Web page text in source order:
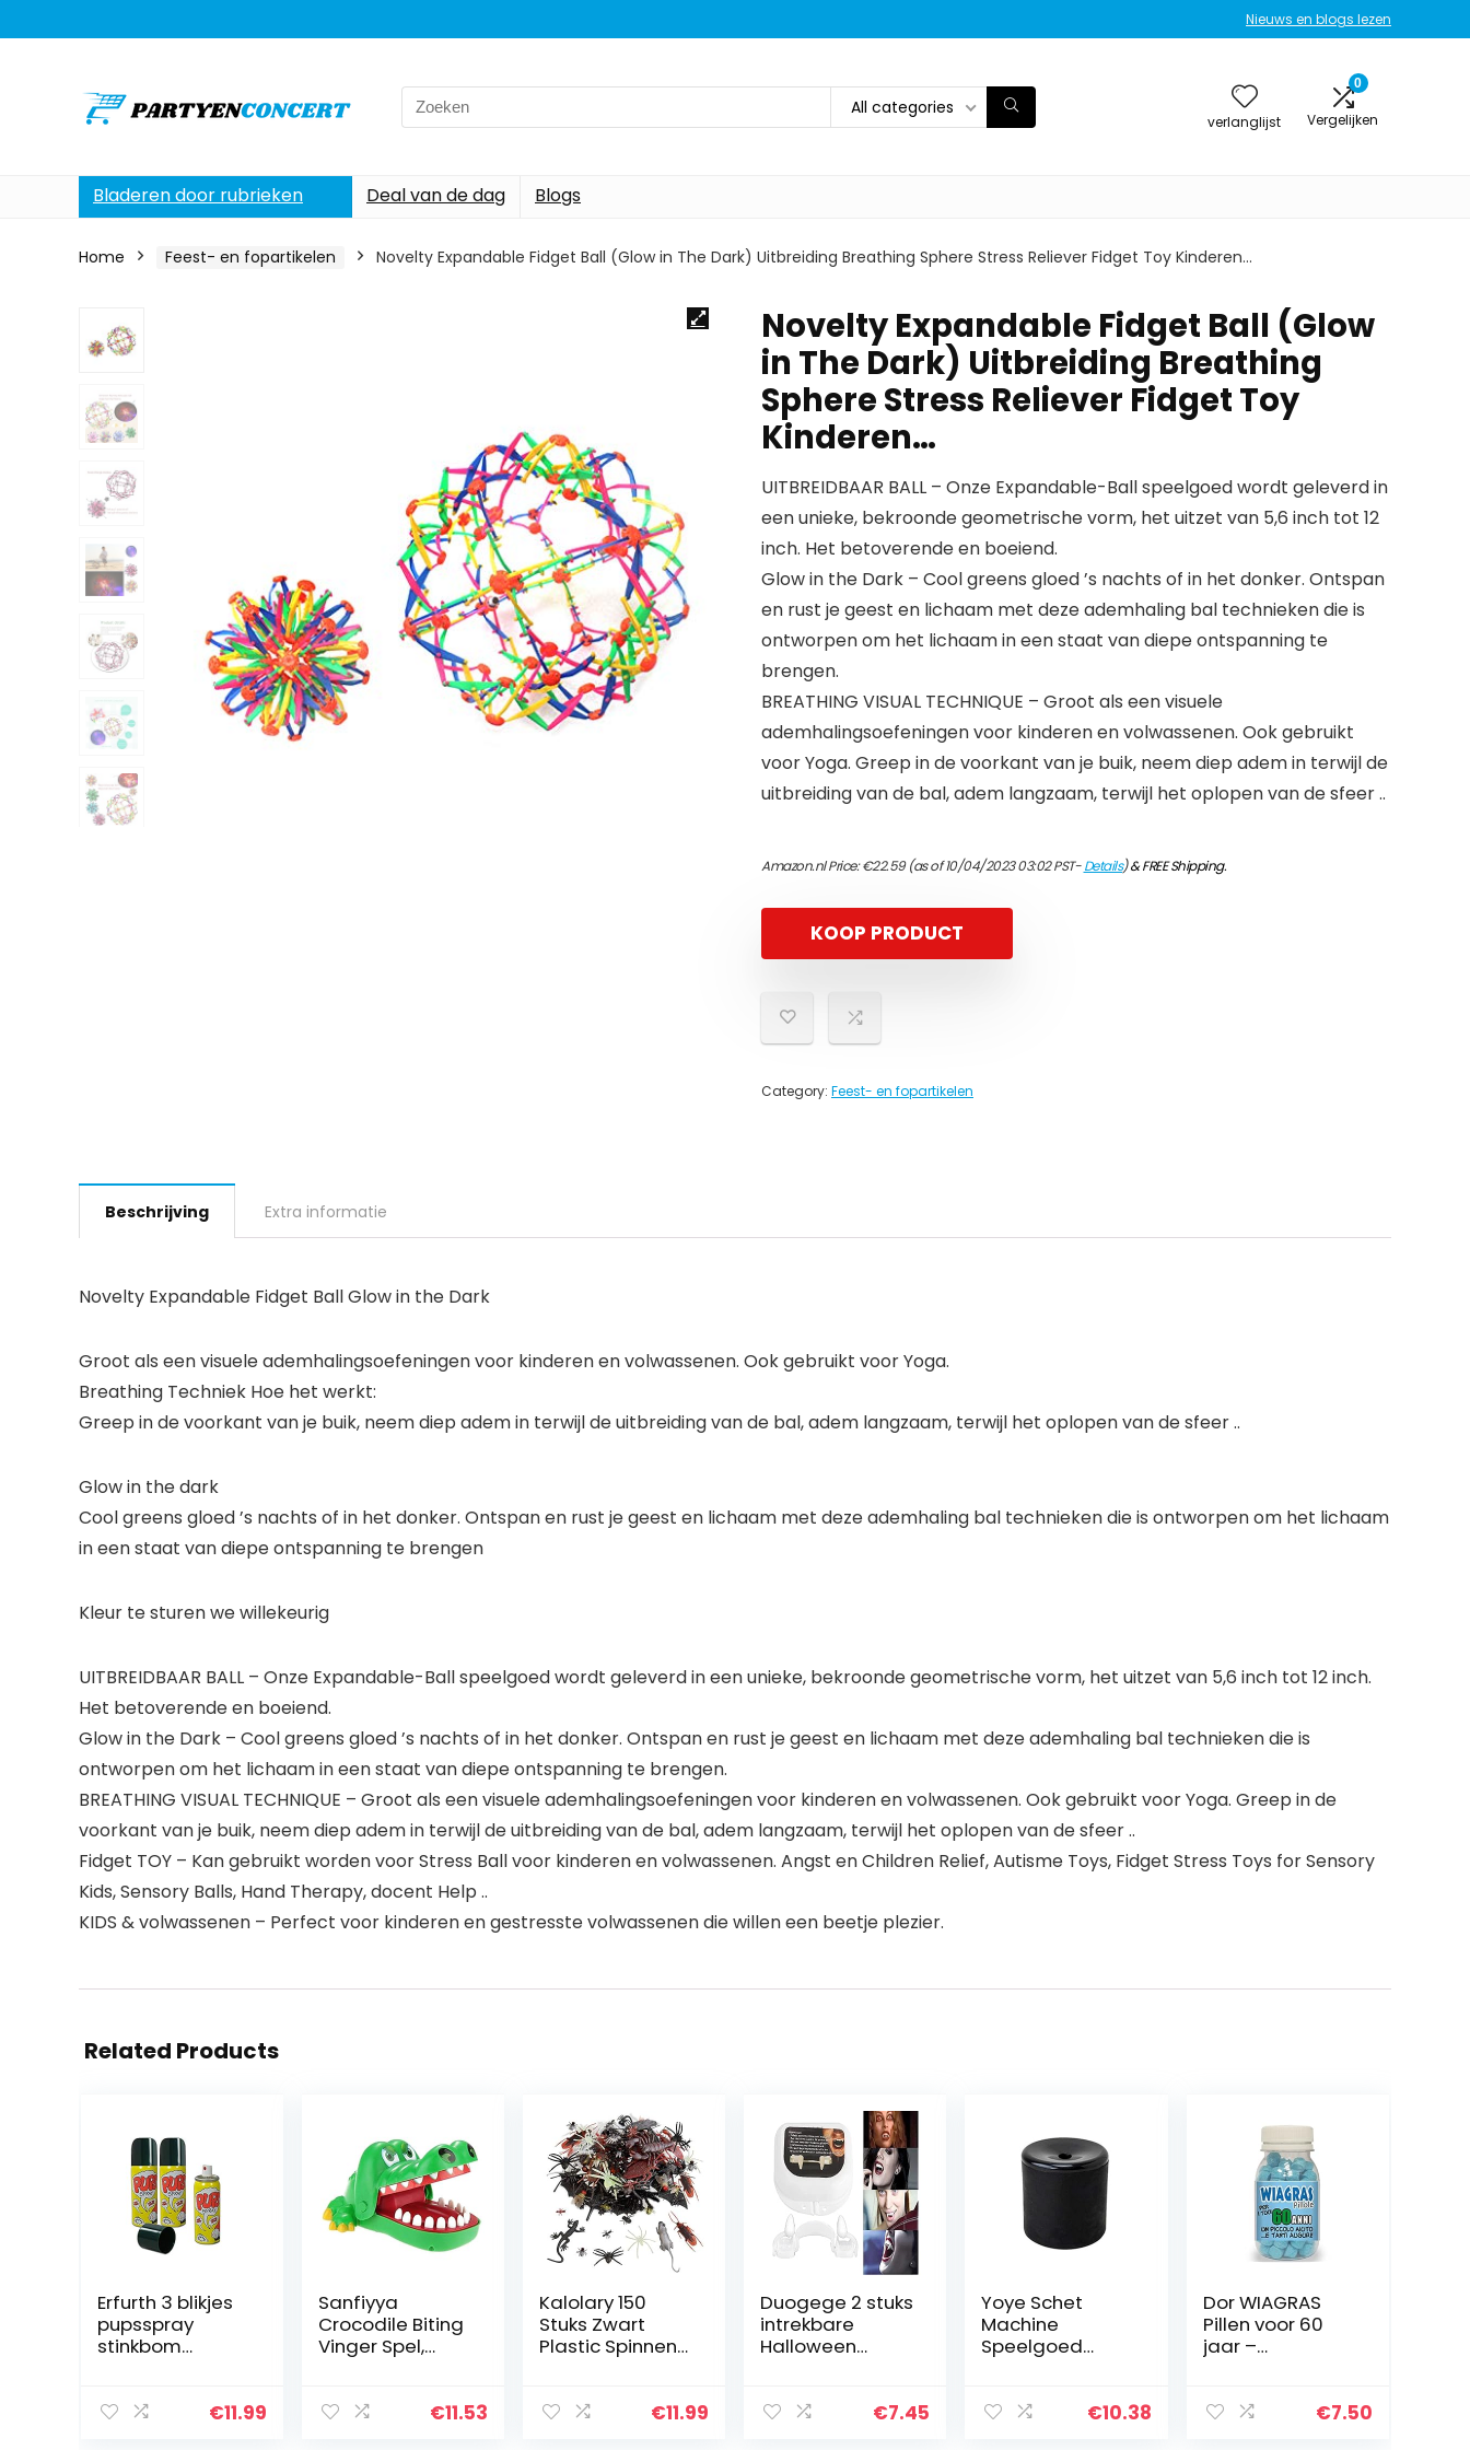
Nieuws en blogs lezen
Search
for:
All categories
verlanglijst
0
Vergelijken
Bladeren door rubrieken Deal van de dag Blogs
Home Feest- en fopartikelen Novelty Expandable Fidget Ball (Glow in The Dark) Uitbreiding Breathing Sphere Stress Reliever Fidget Toy Kinderen…
Novelty Expandable Fidget Ball (Glow
in The Dark) Uitbreiding Breathing
Sphere Stress Reliever Fidget Toy
Kinderen…
UITBREIDBAAR BALL – Onze Expandable-Ball speelgoed wordt geleverd in
een unieke, bekroonde geometrische vorm, het uitzet van 5,6 inch tot 12
inch. Het betoverende en boeiend.
Glow in the Dark – Cool greens gloed ’s nachts of in het donker. Ontspan
en rust je geest en lichaam met deze ademhaling bal technieken die is
ontworpen om het lichaam in een staat van diepe ontspanning te
brengen.
BREATHING VISUAL TECHNIQUE – Groot als een visuele
ademhalingsoefeningen voor kinderen en volwassenen. Ook gebruikt
voor Yoga. Greep in de voorkant van je buik, neem diep adem in terwijl de
uitbreiding van de bal, adem langzaam, terwijl het oplopen van de sfeer ..
Amazon.nl Price:€22.59(as of 10/04/2023 03:02 PST-Details)&FREE Shipping.
KOOP PRODUCT
Category: Feest- en fopartikelen
Beschrijving Extra informatie
Novelty Expandable Fidget Ball Glow in the Dark
Groot als een visuele ademhalingsoefeningen voor kinderen en volwassenen. Ook gebruikt voor Yoga.
Breathing Techniek Hoe het werkt:
Greep in de voorkant van je buik, neem diep adem in terwijl de uitbreiding van de bal, adem langzaam, terwijl het oplopen van de sfeer ..
Glow in the dark
Cool greens gloed ’s nachts of in het donker. Ontspan en rust je geest en lichaam met deze ademhaling bal technieken die is ontworpen om het lichaam
in een staat van diepe ontspanning te brengen
Kleur te sturen we willekeurig
UITBREIDBAAR BALL – Onze Expandable-Ball speelgoed wordt geleverd in een unieke, bekroonde geometrische vorm, het uitzet van 5,6 inch tot 12 inch.
Het betoverende en boeiend.
Glow in the Dark – Cool greens gloed ’s nachts of in het donker. Ontspan en rust je geest en lichaam met deze ademhaling bal technieken die is
ontworpen om het lichaam in een staat van diepe ontspanning te brengen.
BREATHING VISUAL TECHNIQUE – Groot als een visuele ademhalingsoefeningen voor kinderen en volwassenen. Ook gebruikt voor Yoga. Greep in de
voorkant van je buik, neem diep adem in terwijl de uitbreiding van de bal, adem langzaam, terwijl het oplopen van de sfeer ..
Fidget TOY – Kan gebruikt worden voor Stress Ball voor kinderen en volwassenen. Angst en Children Relief, Autisme Toys, Fidget Stress Toys for Sensory
Kids, Sensory Balls, Hand Therapy, docent Help ..
KIDS & volwassenen – Perfect voor kinderen en gestresste volwassenen die willen een beetje plezier.
Related Products
Erfurth 3 blikjes
pupsspray
stinkbom
per blik)
€11.99
Sanfiyya
Crocodile Biting
Vinger Spel,
cadeau, mond-
€11.53
Kalolary 150
Stuks Zwart
Plastic Spinnen
Realistisch Nep
€11.99
Duogege 2 stuks
intrekbare
Halloween
intrekbare
€7.45
Yoye Schet
Machine
Speelgoed
Geluiden
€10.38
Dor WIAGRAS
Pillen voor 60
jaar –
voor
€7.50